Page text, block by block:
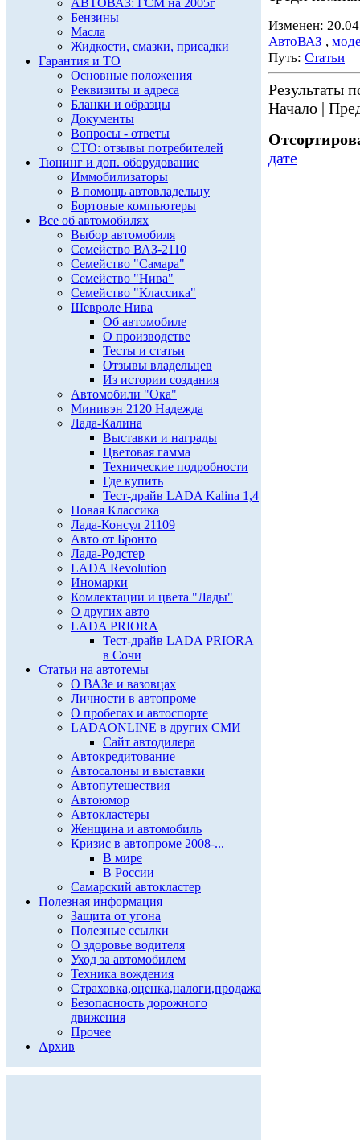
АВТОВАЗ: ГСМ на 2005г
Бензины
Масла
Жидкости, смазки, присадки
Гарантия и ТО
Основные положения
Реквизиты и адреса
Бланки и образцы
Документы
Вопросы - ответы
СТО: отзывы потребителей
Тюнинг и доп. оборудование
Иммобилизаторы
В помощь автовладельцу
Бортовые компьютеры
Все об автомобилях
Выбор автомобиля
Семейство ВАЗ-2110
Семейство "Самара"
Семейство "Нива"
Семейство "Классика"
Шевроле Нива
Об автомобиле
О производстве
Тесты и статьи
Отзывы владельцев
Из истории создания
Автомобили "Ока"
Минивэн 2120 Надежда
Лада-Калина
Выставки и награды
Цветовая гамма
Технические подробности
Где купить
Тест-драйв LADA Kalina 1,4
Новая Классика
Лада-Консул 21109
Авто от Бронто
Лада-Родстер
LADA Revolution
Иномарки
Комлектации и цвета "Лады"
О других авто
LADA PRIORA
Тест-драйв LADA PRIORA
в Сочи
Статьи на автотемы
О ВАЗе и вазовцах
Личности в автопроме
О пробегах и автоспорте
LADAONLINE в других СМИ
Сайт автодилера
Автокредитование
Автосалоны и выставки
Автопутешествия
Автоюмор
Автокластеры
Женщина и автомобиль
Кризис в автопроме 2008-...
В мире
В России
Самарский автокластер
Полезная информация
Защита от угона
Полезные ссылки
О здоровье водителя
Уход за автомобилем
Техника вождения
Страховка,оценка,налоги,продажа
Безопасность дорожного
движения
Прочее
Архив
Изменен:
АвтоВАЗ ,
Путь: Статьи
Результаты
Начало |
дате